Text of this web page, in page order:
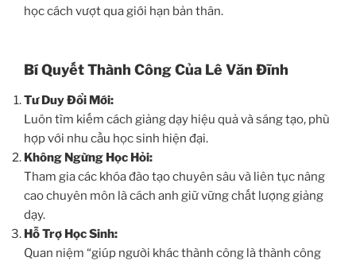
học cách vượt qua giới hạn bản thân.
Bí Quyết Thành Công Của Lê Văn Đĩnh
Tư Duy Đổi Mới:
Luôn tìm kiếm cách giảng dạy hiệu quả và sáng tạo, phù
hợp với nhu cầu học sinh hiện đại.
Không Ngừng Học Hỏi:
Tham gia các khóa đào tạo chuyên sâu và liên tục nâng
cao chuyên môn là cách anh giữ vững chất lượng giảng
dạy.
Hỗ Trợ Học Sinh:
Quan niệm “giúp người khác thành công là thành công